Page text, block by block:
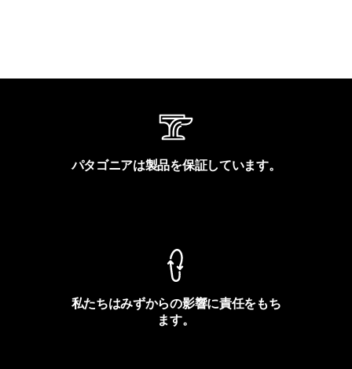
パタゴニアは製品を保証しています。
私たちはみずからの影響に責任をもち
ます。